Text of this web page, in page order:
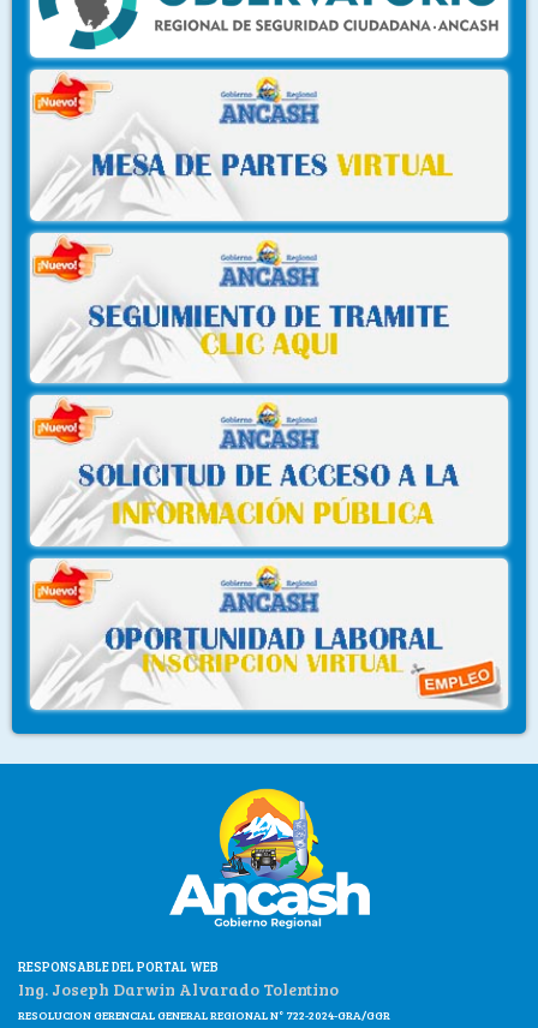
RESPONSABLE DEL PORTAL WEB
Ing. Joseph Darwin Alvarado Tolentino
RESOLUCION GERENCIAL GENERAL REGIONAL N° 722-2024-GRA/GGR